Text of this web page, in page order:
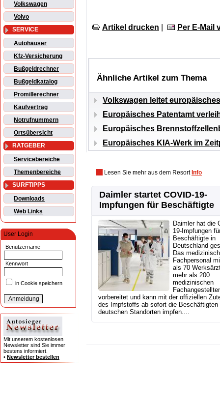
Volkswagen
Volvo
SERVICE
Autohäuser
Kfz-Versicherung
Bußgeldrechner
Bußgeldkatalog
Promillerechner
Kaufvertrag
Notrufnummern
Ortsübersicht
RATGEBER
Servicebereiche
Themenbereiche
SURFTIPPS
Downloads
Web Links
User Login
Benutzername
Kennwort
in Cookie speichern
Mit unserem kostenlosen
Newsletter sind Sie immer
bestens informiert.
• Newsletter bestellen
Artikel drucken Per E-Mail
Ähnliche Artikel zum Thema
Volkswagen leitet
Europäisches Patentamt
Europäisches
Europäisches KIA-Werk im
Lesen Sie mehr aus dem Resort Info
Daimler startet COVID-19-
Impfungen für Beschäftigte
Daimler hat die
19-Impfungen
Beschäftigte in
Deutschland
Das
Fachpersonal
als 70
mehr als 200
medizinischen
vorbereitet und kann mit der offiziellen
des Impfstoffs ab sofort die Beschäftigten
deutschen Standorten impfen....